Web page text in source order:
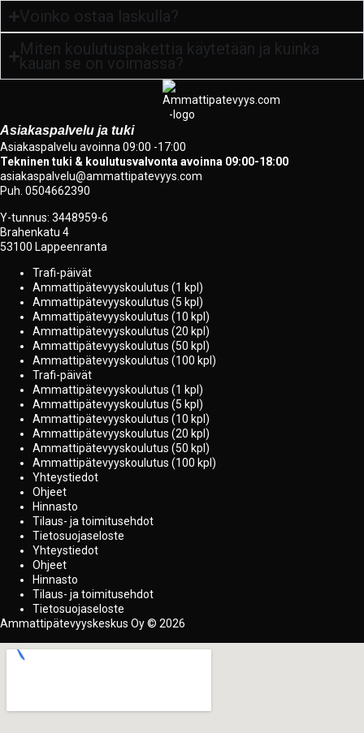
Voinko ostaa laskulla?
Miten koulutuspakettia käytetään ja kuinka
kauan se on voimassa?
Asiakaspalvelu ja tuki
Asiakaspalvelu avoinna 09:00 -17:00
Tekninen tuki & koulutusvalvonta avoinna 09:00-18:00
asiakaspalvelu@ammattipatevyys.com
Puh. 0504662390
Y-tunnus: 3448959-6
Brahenkatu 4
53100 Lappeenranta
Trafi-päivät
Ammattipätevyyskoulutus (1 kpl)
Ammattipätevyyskoulutus (5 kpl)
Ammattipätevyyskoulutus (10 kpl)
Ammattipätevyyskoulutus (20 kpl)
Ammattipätevyyskoulutus (50 kpl)
Ammattipätevyyskoulutus (100 kpl)
Trafi-päivät
Ammattipätevyyskoulutus (1 kpl)
Ammattipätevyyskoulutus (5 kpl)
Ammattipätevyyskoulutus (10 kpl)
Ammattipätevyyskoulutus (20 kpl)
Ammattipätevyyskoulutus (50 kpl)
Ammattipätevyyskoulutus (100 kpl)
Yhteystiedot
Ohjeet
Hinnasto
Tilaus- ja toimitusehdot
Tietosuojaseloste
Yhteystiedot
Ohjeet
Hinnasto
Tilaus- ja toimitusehdot
Tietosuojaseloste
Ammattipätevyyskeskus Oy © 2026